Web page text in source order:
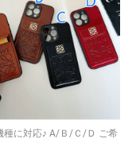
♪ A/Ｂ/Ｃ/Ｄ ご希